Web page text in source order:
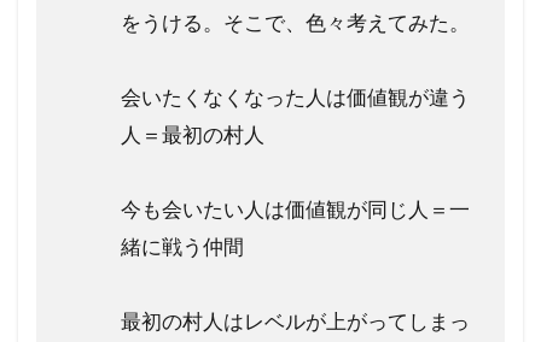
をうける。そこで、色々考えてみた。
会いたくなくなった人は価値観が違う
人＝最初の村人
今も会いたい人は価値観が同じ人＝一
緒に戦う仲間
最初の村人はレベルが上がってしまっ